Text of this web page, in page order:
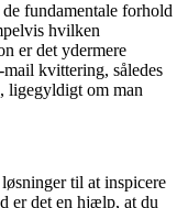
fundamentale forhold
hvilken
er det ydermere
kvittering, således
ligegyldigt om man
til at inspicere
er det en hjælp, at du